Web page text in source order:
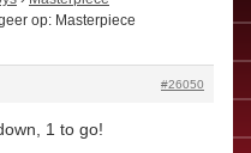
op: Masterpiece
#26050
1 to go!